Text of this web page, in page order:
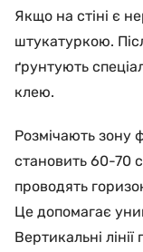
Якщо на стіні є
штукатуркою.
ґрунтують
клею.
Розмічають зону
становить 60-70
проводять
Це допомагає
Вертикальні